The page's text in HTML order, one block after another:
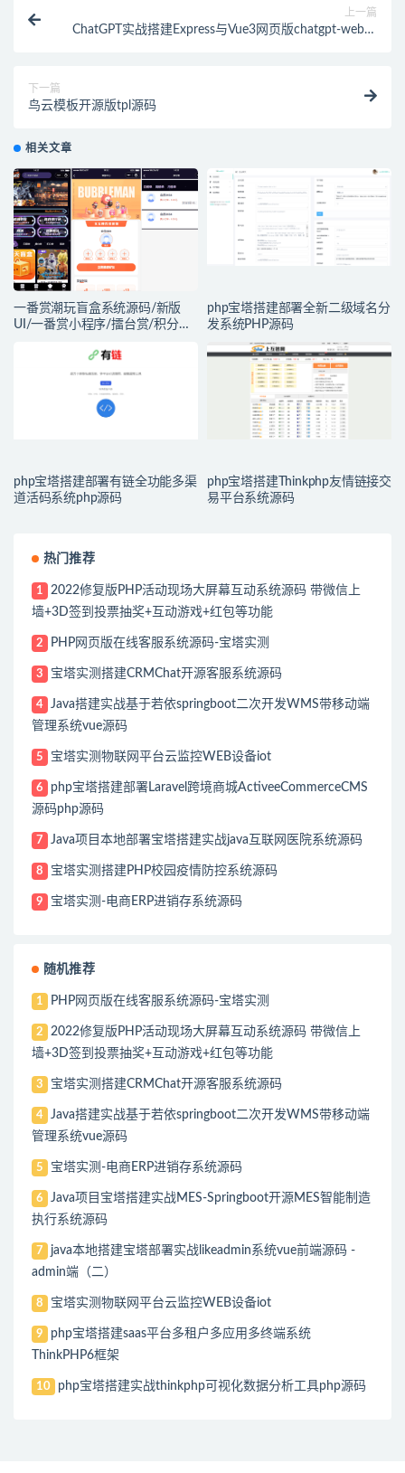
上一篇
ChatGPT实战搭建Express与Vue3网页版chatgpt-web源
下一篇
鸟云模板开源版tpl源码
相关文章
一番赏潮玩盲盒系统源码/新版
UI/一番赏小程序/擂台赏/积分赏/
php宝塔搭建部署全新二级域名分
发系统PHP源码
php宝塔搭建部署有链全功能多渠
道活码系统php源码
php宝塔搭建Thinkphp友情链接交
易平台系统源码
热门推荐
1
2022修复版PHP活动现场大屏幕互动系统源码 带微信上
墙+3D签到投票抽奖+互动游戏+红包等功能
2 PHP网页版在线客服系统源码-宝塔实测
3 宝塔实测搭建CRMChat开源客服系统源码
4
Java搭建实战基于若依springboot二次开发WMS带移动端
管理系统vue源码
5 宝塔实测物联网平台云监控WEB设备iot
6
php宝塔搭建部署Laravel跨境商城ActiveeCommerceCMS
源码php源码
7 Java项目本地部署宝塔搭建实战java互联网医院系统源码
8 宝塔实测搭建PHP校园疫情防控系统源码
9 宝塔实测-电商ERP进销存系统源码
随机推荐
1 PHP网页版在线客服系统源码-宝塔实测
2
2022修复版PHP活动现场大屏幕互动系统源码 带微信上
墙+3D签到投票抽奖+互动游戏+红包等功能
3 宝塔实测搭建CRMChat开源客服系统源码
4
Java搭建实战基于若依springboot二次开发WMS带移动端
管理系统vue源码
5 宝塔实测-电商ERP进销存系统源码
6
Java项目宝塔搭建实战MES-Springboot开源MES智能制造
执行系统源码
7
java本地搭建宝塔部署实战likeadmin系统vue前端源码 -
admin端（二）
8 宝塔实测物联网平台云监控WEB设备iot
9
php宝塔搭建saas平台多租户多应用多终端系统
ThinkPHP6框架
10 php宝塔搭建实战thinkphp可视化数据分析工具php源码